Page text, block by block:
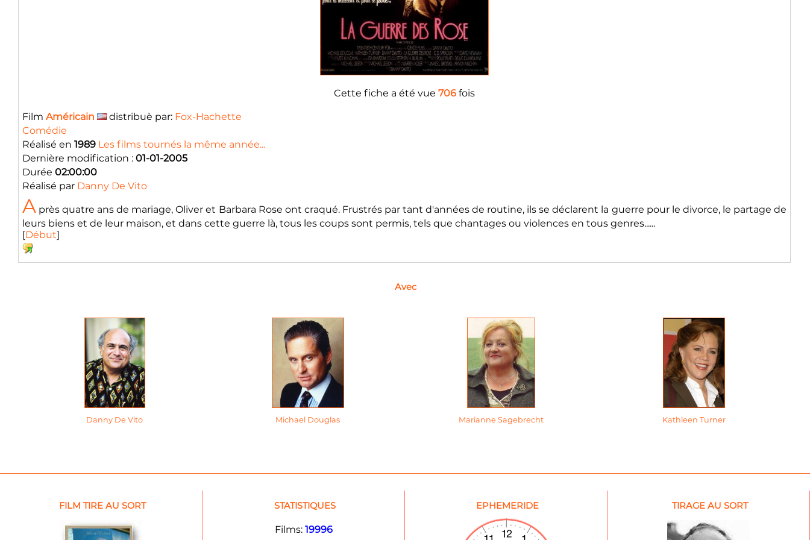
Cette fiche a été vue 706 fois
Film Américain distribuè par: Fox-Hachette
Comédie
Réalisé en 1989 Les films tournés la même année...
Dernière modification : 01-01-2005
Durée 02:00:00
Réalisé par Danny De Vito
A près quatre ans de mariage, Oliver et Barbara Rose ont craqué. Frustrés par tant d'années de routine, ils se déclarent la guerre pour le divorce, le partage de
leurs biens et de leur maison, et dans cette guerre là, tous les coups sont permis, tels que chantages ou violences en tous genres......
[Début]
Avec
Danny De Vito Michael Douglas Marianne Sagebrecht Kathleen Turner
FILM TIRE AU SORT STATISTIQUES
Films: 19996
EPHEMERIDE TIRAGE AU SORT